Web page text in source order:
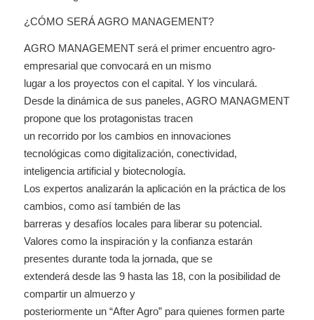
¿CÓMO SERÁ AGRO MANAGEMENT?
AGRO MANAGEMENT será el primer encuentro agro-
empresarial que convocará en un mismo
lugar a los proyectos con el capital. Y los vinculará.
Desde la dinámica de sus paneles, AGRO MANAGMENT
propone que los protagonistas tracen
un recorrido por los cambios en innovaciones
tecnológicas como digitalización, conectividad,
inteligencia artificial y biotecnología.
Los expertos analizarán la aplicación en la práctica de los
cambios, como así también de las
barreras y desafíos locales para liberar su potencial.
Valores como la inspiración y la confianza estarán
presentes durante toda la jornada, que se
extenderá desde las 9 hasta las 18, con la posibilidad de
compartir un almuerzo y
posteriormente un “After Agro” para quienes formen parte